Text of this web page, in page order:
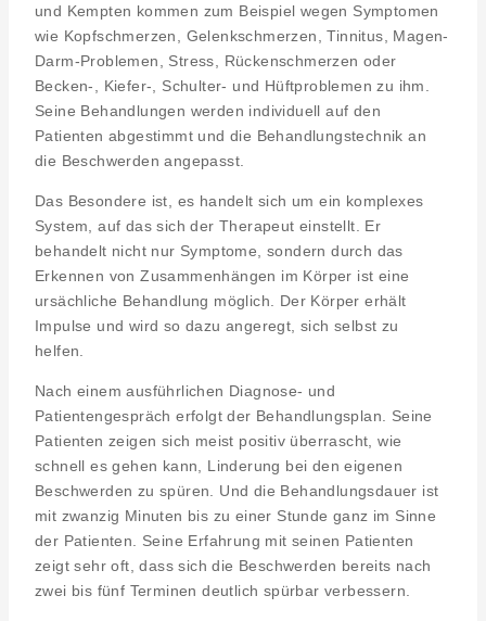
und Kempten kommen zum Beispiel wegen Symptomen
wie Kopfschmerzen, Gelenkschmerzen, Tinnitus, Magen-
Darm-Problemen, Stress, Rückenschmerzen oder
Becken-, Kiefer-, Schulter- und Hüftproblemen zu ihm.
Seine Behandlungen werden individuell auf den
Patienten abgestimmt und die Behandlungstechnik an
die Beschwerden angepasst.
Das Besondere ist, es handelt sich um ein komplexes
System, auf das sich der Therapeut einstellt. Er
behandelt nicht nur Symptome, sondern durch das
Erkennen von Zusammenhängen im Körper ist eine
ursächliche Behandlung möglich. Der Körper erhält
Impulse und wird so dazu angeregt, sich selbst zu
helfen.
Nach einem ausführlichen Diagnose- und
Patientengespräch erfolgt der Behandlungsplan. Seine
Patienten zeigen sich meist positiv überrascht, wie
schnell es gehen kann, Linderung bei den eigenen
Beschwerden zu spüren. Und die Behandlungsdauer ist
mit zwanzig Minuten bis zu einer Stunde ganz im Sinne
der Patienten. Seine Erfahrung mit seinen Patienten
zeigt sehr oft, dass sich die Beschwerden bereits nach
zwei bis fünf Terminen deutlich spürbar verbessern.